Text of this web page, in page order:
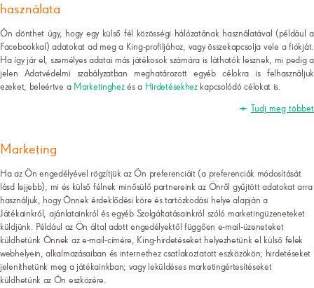
használata
Ön dönthet úgy, hogy egy külső fél közösségi hálózatának használatával (például a
Facebookkal) adatokat ad meg a King-profiljához, vagy összekapcsolja vele a fiókját.
Ha így jár el, személyes adatai más játékosok számára is láthatók lesznek, mi pedig a
jelen Adatvédelmi szabályzatban meghatározott egyéb célokra is felhasználjuk
ezeket, beleértve a Marketinghezés a Hirdetésekhez kapcsolódó célokat is.
Tudj meg többet
Marketing
Ha az Ön engedélyével rögzítjük az Ön preferenciáit (a preferenciák módosítását
lásd lejjebb), mi és külső félnek minősülő partnereink az Önről gyűjtött adatokat arra
használjuk, hogy Önnek érdeklődési köre és tartózkodási helye alapján a
Játékainkról, ajánlatainkról és egyéb Szolgáltatásainkról szóló marketingüzeneteket
küldjünk. Például az Ön által adott engedélyektől függően e-mail-üzeneteket
küldhetünk Önnek az e-mail-címére, King-hirdetéseket helyezhetünk el külső felek
webhelyein, alkalmazásaiban és internethez csatlakoztatott eszközökön; hirdetéseket
jeleníthetünk meg a játékainkban; vagy leküldéses marketingértesítéseket
küldhetünk az Ön eszközére.